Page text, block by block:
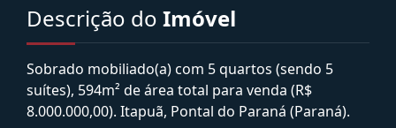
Descrição do Imóvel
Sobrado mobiliado(a) com 5 quartos (sendo 5
suítes), 594m² de área total para venda (R$
8.000.000,00). Itapuã, Pontal do Paraná (Paraná).